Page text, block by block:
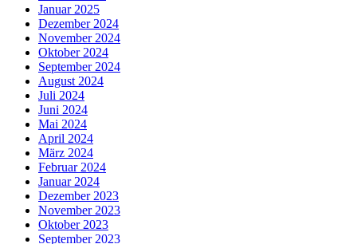
Januar 2025
Dezember 2024
November 2024
Oktober 2024
September 2024
August 2024
Juli 2024
Juni 2024
Mai 2024
April 2024
März 2024
Februar 2024
Januar 2024
Dezember 2023
November 2023
Oktober 2023
September 2023